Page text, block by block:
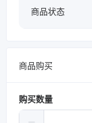
商品状态
商品购买
购买数量